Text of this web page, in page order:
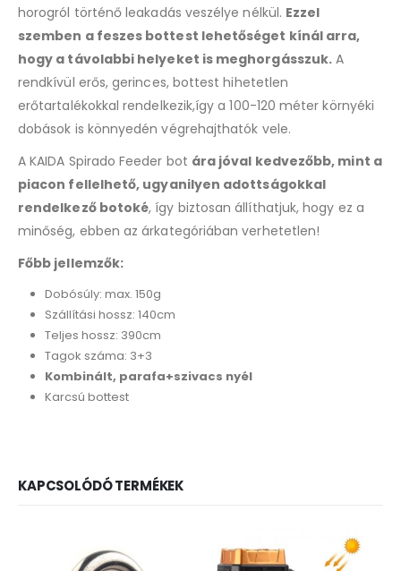
horogról történő leakadás veszélye nélkül. Ezzel
szemben a feszes bottest lehetőséget kínál arra,
hogy a távolabbi helyeket is meghorgásszuk. A
rendkívül erős, gerinces, bottest hihetetlen
erőtartalékokkal rendelkezik,így a 100-120 méter környéki
dobások is könnyedén végrehajthatók vele.
A KAIDA Spirado Feeder bot ára jóval kedvezőbb, mint a
piacon fellelhető, ugyanilyen adottságokkal
rendelkező botoké, így biztosan állíthatjuk, hogy ez a
minőség, ebben az árkategóriában verhetetlen!
Főbb jellemzők:
Dobósúly: max. 150g
Szállítási hossz: 140cm
Teljes hossz: 390cm
Tagok száma: 3+3
Kombinált, parafa+szivacs nyél
Karcsú bottest
KAPCSOLÓDÓ TERMÉKEK